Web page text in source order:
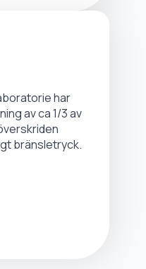
har
av ca 1/3 av
bränsletryck.